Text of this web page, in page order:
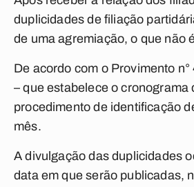
duplicidades de filiação
de uma agremiação, o que não
De acordo com o Provimento
– que estabelece o
procedimento de identificação
mês.
A divulgação das duplicidades
data em que serão publicadas,